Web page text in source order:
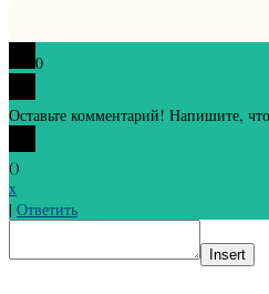
0
Оставьте комментарий! Напишите,
()
x
| Ответить
Insert